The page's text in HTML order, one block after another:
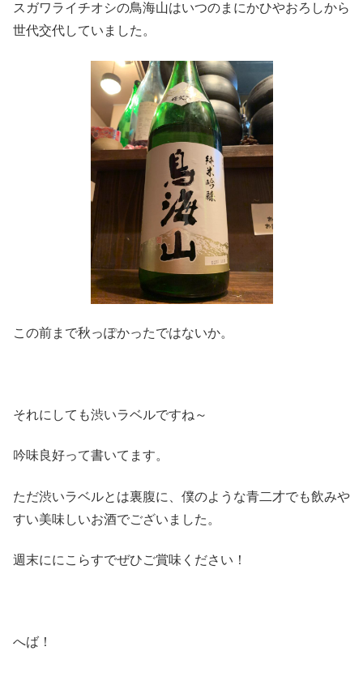
スガワライチオシの鳥海山はいつのまにかひやおろしから
世代交代していました。
この前まで秋っぽかったではないか。
それにしても渋いラベルですね～
吟味良好って書いてます。
ただ渋いラベルとは裏腹に、僕のような青二才でも飲みや
すい美味しいお酒でございました。
週末ににこらすでぜひご賞味ください！
へば！